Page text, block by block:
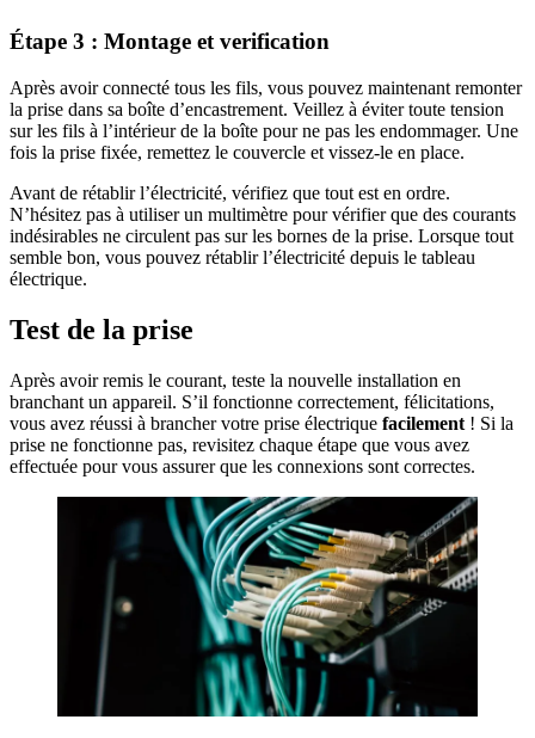
Étape 3 : Montage et verification
Après avoir connecté tous les fils, vous pouvez maintenant remonter
la prise dans sa boîte d’encastrement. Veillez à éviter toute tension
sur les fils à l’intérieur de la boîte pour ne pas les endommager. Une
fois la prise fixée, remettez le couvercle et vissez-le en place.
Avant de rétablir l’électricité, vérifiez que tout est en ordre.
N’hésitez pas à utiliser un multimètre pour vérifier que des courants
indésirables ne circulent pas sur les bornes de la prise. Lorsque tout
semble bon, vous pouvez rétablir l’électricité depuis le tableau
électrique.
Test de la prise
Après avoir remis le courant, teste la nouvelle installation en
branchant un appareil. S’il fonctionne correctement, félicitations,
vous avez réussi à brancher votre prise électrique facilement ! Si la
prise ne fonctionne pas, revisitez chaque étape que vous avez
effectuée pour vous assurer que les connexions sont correctes.